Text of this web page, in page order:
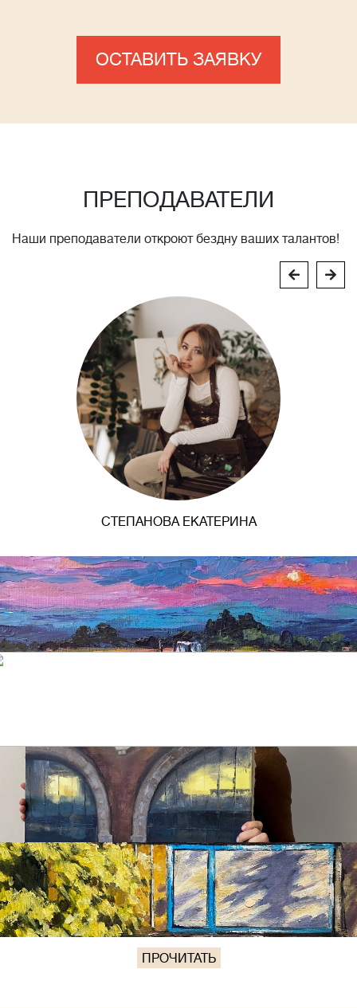
ОСТАВИТЬ ЗАЯВКУ
ПРЕПОДАВАТЕЛИ
Наши преподаватели откроют бездну ваших талантов!
СТЕПАНОВА ЕКАТЕРИНА
ПРОЧИТАТЬ